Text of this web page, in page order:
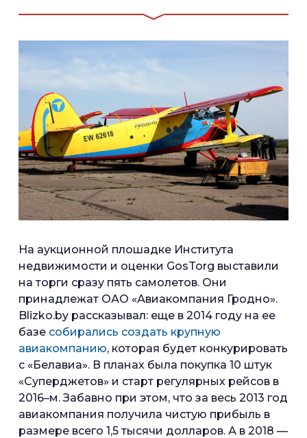
На аукционной плошадке Института
недвижимости и оценки GosTorg выставили
на торги сразу пять самолетов. Они
принадлежат ОАО «Авиакомпания Гродно».
Blizko.by рассказывал: еще в 2014 году на ее
базе собирались создать крупную
авиакомпанию, которая будет конкурировать
с «Белавиа». В планах была покупка 10 штук
«Суперджетов» и старт регулярных рейсов в
2016–м. Забавно при этом, что за весь 2013 год
авиакомпания получила чистую прибыль в
размере всего 1,5 тысячи долларов. А в 2018 —